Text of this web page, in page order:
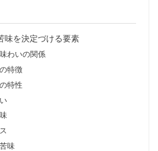
味を決定づける要素
わいの関係
特徴
特性
味